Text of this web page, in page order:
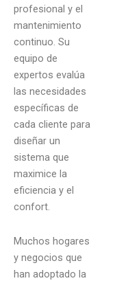
profesional y el
mantenimiento
continuo. Su
equipo de
expertos evalúa
las necesidades
específicas de
cada cliente para
diseñar un
sistema que
maximice la
eficiencia y el
confort.
Muchos hogares
y negocios que
han adoptado la